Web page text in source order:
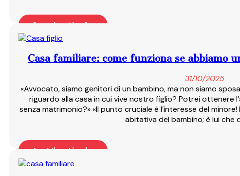
Leggi articolo
Casa familiare: come funziona se abbiamo
31/10/2025
«Avvocato, siamo genitori di un bambino, ma non siamo
riguardo alla casa in cui vive nostro figlio? Potrei ottenere
senza matrimonio?» «Il punto cruciale è l’interesse del
abitativa del bambino; è lui che
Leggi articolo